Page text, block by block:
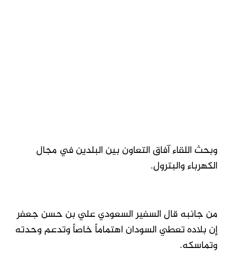
وبحث اللقاء آفاق التعاون بين البلدين في مجال
الكهرباء والبترول.
من جانبه قال السفير السعودي علي بن حسن جعفر
إن بلاده تعطي السودان اهتماماً خاصاً وتدعم وحدته
وتماسكه.